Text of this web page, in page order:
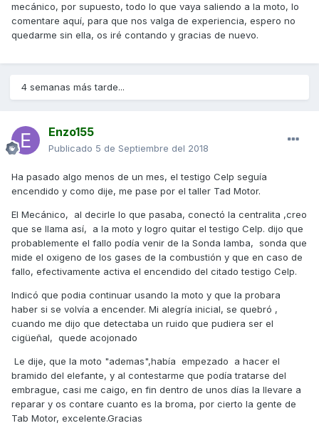
mecánico, por supuesto, todo lo que vaya saliendo a la moto, lo
comentare aquí, para que nos valga de experiencia, espero no
quedarme sin ella, os iré contando y gracias de nuevo.
4 semanas más tarde...
Enzo155
Publicado 5 de Septiembre del 2018
Ha pasado algo menos de un mes, el testigo Celp seguía
encendido y como dije, me pase por el taller Tad Motor.
El Mecánico, al decirle lo que pasaba, conectó la centralita ,creo
que se llama así, a la moto y logro quitar el testigo Celp. dijo que
probablemente el fallo podía venir de la Sonda lamba, sonda que
mide el oxigeno de los gases de la combustión y que en caso de
fallo, efectivamente activa el encendido del citado testigo Celp.
Indicó que podia continuar usando la moto y que la probara
haber si se volvía a encender. Mi alegría inicial, se quebró ,
cuando me dijo que detectaba un ruido que pudiera ser el
cigüeñal, quede acojonado
Le dije, que la moto "ademas",había empezado a hacer el
bramido del elefante, y al contestarme que podía tratarse del
embrague, casi me caigo, en fin dentro de unos días la llevare a
reparar y os contare cuanto es la broma, por cierto la gente de
Tab Motor, excelente.Gracias